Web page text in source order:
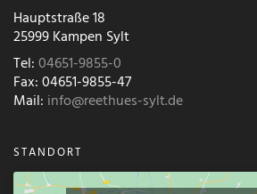
Hauptstraße 18
25999 Kampen Sylt
Tel: 04651-9855-0
Fax: 04651-9855-47
Mail: info@reethues-sylt.de
STANDORT